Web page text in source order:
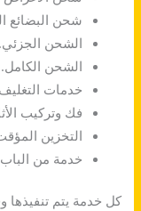
شحن البضائع
الشحن الجزئي.
الشحن الكامل.
خدمات
فك وتركيب
التخزين
خدمة من
كل خدمة يتم